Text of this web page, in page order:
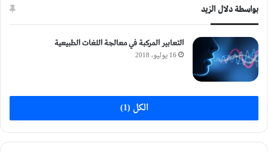
بواسطة دلال الزيد
التعابير المركبة في معالجة اللغات الطبيعية
16 يوليو، 2018
الكل (1)